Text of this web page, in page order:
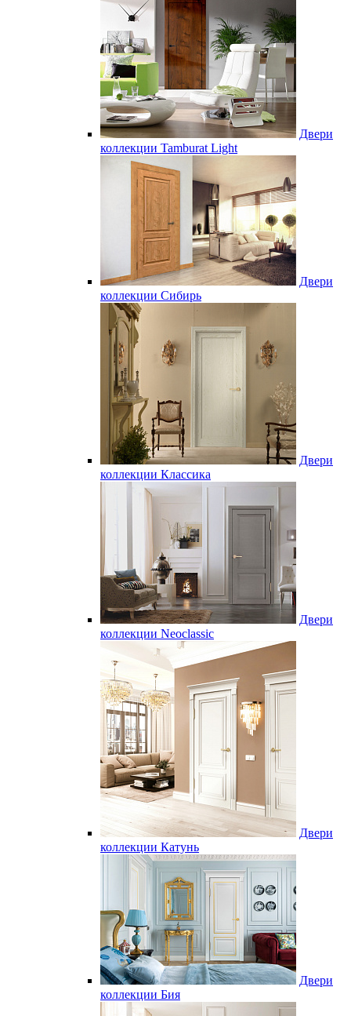
Двери
коллекции Tamburat Light
Двери
коллекции Сибирь
Двери
коллекции Классика
Двери
коллекции Neoclassic
Двери
коллекции Катунь
Двери
коллекции Бия